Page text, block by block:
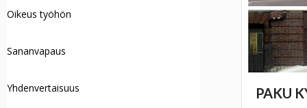
PAKU
Oikeus työhön
Sananvapaus
Yhdenvertaisuus